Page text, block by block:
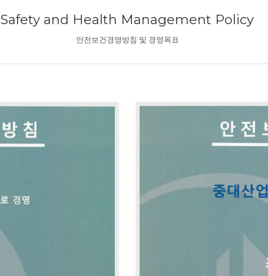
Safety and Health Management Policy
안전보건경영방침 및 경영목표